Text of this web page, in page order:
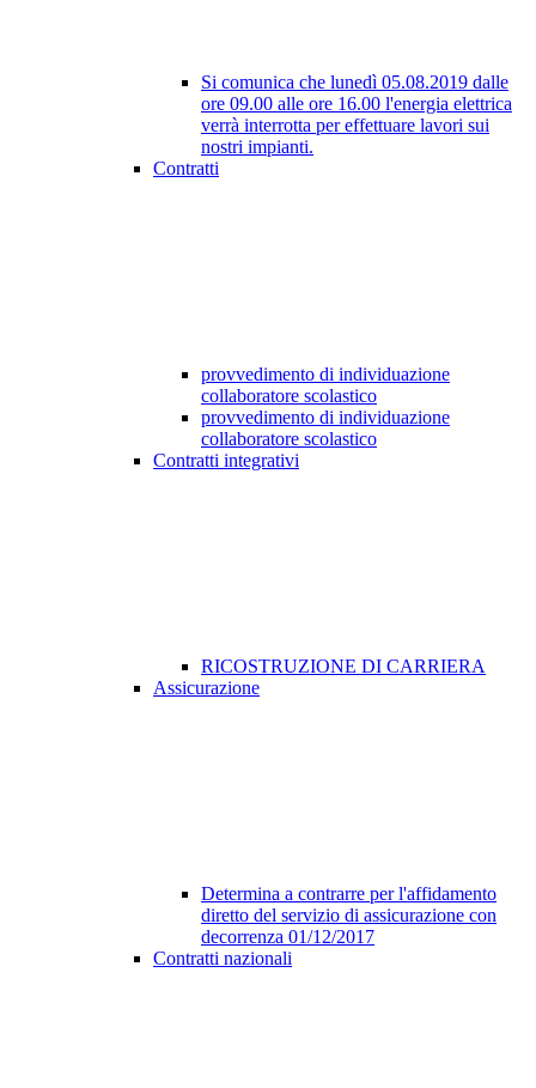
Si comunica che lunedì 05.08.2019 dalle
ore 09.00 alle ore 16.00 l'energia elettrica
verrà interrotta per effettuare lavori sui
nostri impianti.
Contratti
provvedimento di individuazione
collaboratore scolastico
provvedimento di individuazione
collaboratore scolastico
Contratti integrativi
RICOSTRUZIONE DI CARRIERA
Assicurazione
Determina a contrarre per l'affidamento
diretto del servizio di assicurazione con
decorrenza 01/12/2017
Contratti nazionali